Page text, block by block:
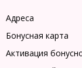
Адреса
Бонусная карта
Активация